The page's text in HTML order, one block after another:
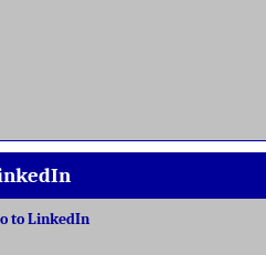
to LinkedIn